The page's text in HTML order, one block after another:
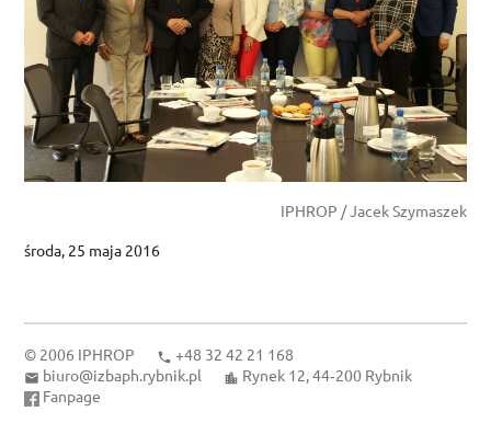
IPHROP / Jacek Szymaszek
środa, 25 maja 2016
© 2006 IPHROP
+48 32 42 21 168
biuro@izbaph.rybnik.pl
Rynek 12, 44‑200 Rybnik
Fanpage